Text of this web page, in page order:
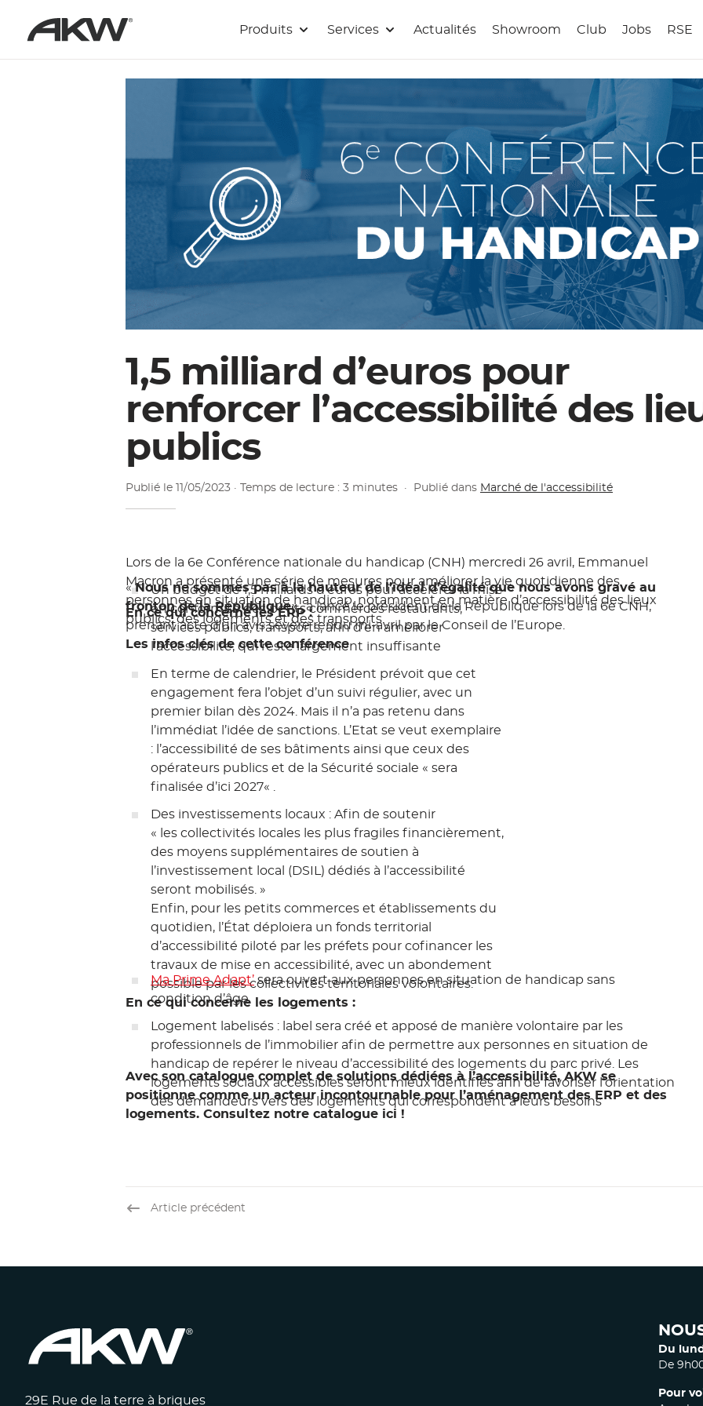
Produits
Services Actualités Showroom Club Jobs RSE
1,5 milliard d’euros pour
renforcer l’accessibilité des
publics
Publié le 11/05/2023 · Temps de lecture : 3 minutes · Publié dans Marché de l'accessibilité
Lors de la 6e Conférence nationale du handicap (CNH) mercredi 26 avril, Emmanuel
Macron a présenté une série de mesures pour améliorer la vie quotidienne des
personnes en situation de handicap, notamment en matière d’accessibilité des lieux
publics, des logements et des transports.
«Nous ne sommes pas à la hauteur de l’idéal d’égalité que nous avons gravé au
fronton de la République« , a lancé le président de la République lors de la 6e CNH,
prenant acte d’un avis sévère rendu mi-avril par le Conseil de l’Europe.
Les infos clés de cette conférence
En ce qui concerne les ERP :
Un budget de 1,5 milliards d’eurospour accélérer la mise
en conformité des petits commerces restaurants,
services publics, transports, afin d’en améliorer
l’accessibilité, qui reste largement insuffisante
En terme de calendrier, le Président prévoit que cet
engagement fera l’objet d’un suivi régulier, avec un
premier bilan dès 2024 . Mais il n’a pas retenu dans
l’immédiat l’idée de sanctions. L’Etat se veut exemplaire
: l’accessibilité de ses bâtiments ainsi que ceux des
opérateurs publics et de la Sécurité sociale « sera
finalisée d’ici 2027« .
Des investissements locaux : Afin de soutenir
« les collectivités locales les plus fragiles financièrement,
des moyens supplémentaires de soutien à
l’investissement local (DSIL) dédiés à l’accessibilité
seront mobilisés. »
Enfin, pour les petits commerces et établissements du
quotidien, l’État déploiera un fonds territorial
d’accessibilité piloté par les préfets pour cofinancer les
travaux de mise en accessibilité, avec un abondement
possible par les collectivités territoriales volontaires.
En ce qui concerne les logements :
Ma Prime Adapt’ sera ouvert aux personnes en situation de handicap sans
condition d’âge
Logement labelisés : label sera créé et apposé de manière volontaire par les
professionnels de l’immobilier afin de permettre aux personnes en situation de
handicap de repérer le niveau d’accessibilité des logements du parc privé. Les
logements sociaux accessibles seront mieux identifiés afin de favoriser l’orientation
des demandeurs vers des logements qui correspondent à leurs besoins
Avec son catalogue complet de solutions dédiées à l’accessibilité, AKW se
positionne comme un acteur incontournable pour l’aménagement des ERP et des
logements. Consultez notre catalogue ici !
Article précédent
29E Rue de la terre à briques
Du
De
Pour